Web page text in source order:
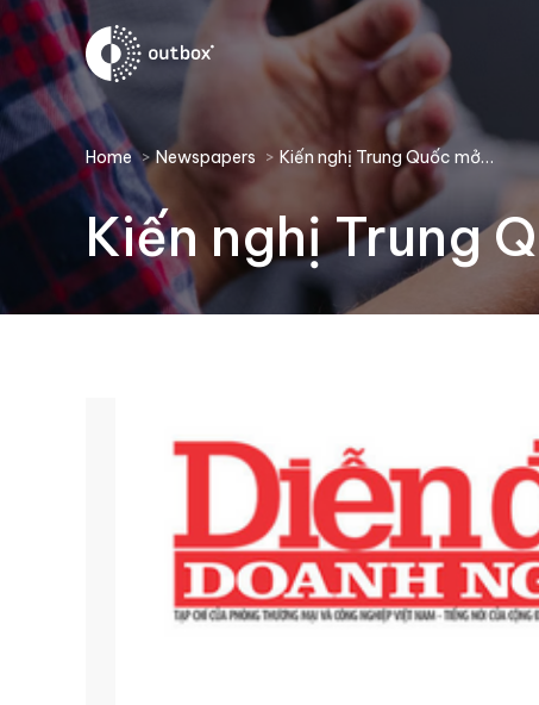
You are here:
Home Newspapers Kiến nghị Trung Quốc mở…
Kiến nghị Trung